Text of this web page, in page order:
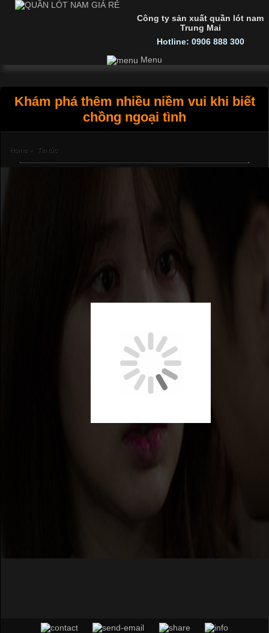
Công ty sản xuất quần lót nam
Trung Mai
Hotline: 0906 888 300
Menu
Khám phá thêm nhiều niềm vui khi biết
chồng ngoại tình
Home › Tin tức